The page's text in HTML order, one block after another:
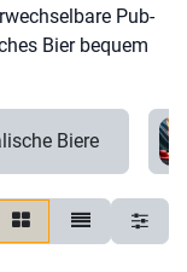
Pub-
Bier bequem
Biere